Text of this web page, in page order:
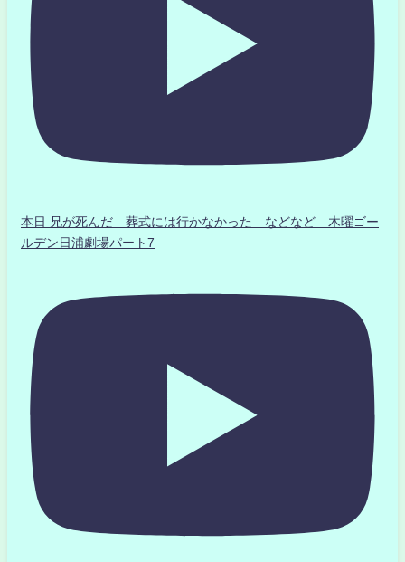
本日 兄が死んだ 葬式には行かなかった などなど 木曜ゴー
ルデン日浦劇場パート7